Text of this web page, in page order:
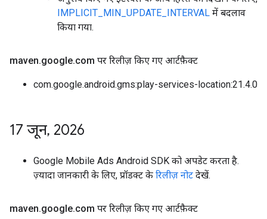
IMPLICIT_MIN_UPDATE_INTERVAL में बदलाव
किया गया.
maven.google.com पर रिलीज़ किए गए आर्टफ़ैक्ट
com.google.android.gms:play-services-location:21.4.0
17 जून, 2026
Google Mobile Ads Android SDK को अपडेट करता है.
ज़्यादा जानकारी के लिए, प्रॉडक्ट के रिलीज़ नोट देखें.
maven.google.com पर रिलीज़ किए गए आर्टफ़ैक्ट